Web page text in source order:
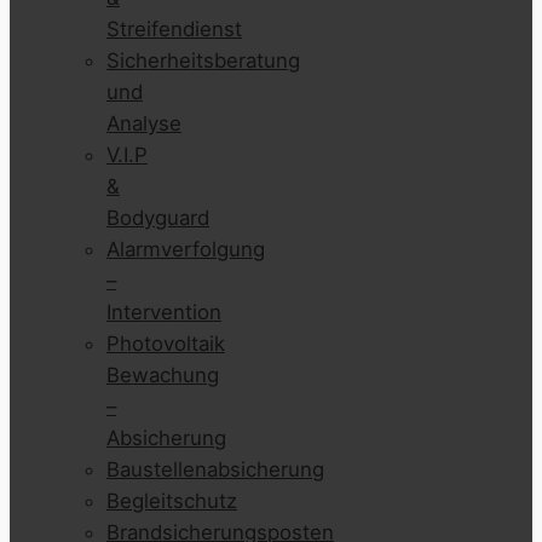
Streifendienst
Sicherheitsberatung
und
Analyse
V.I.P
&
Bodyguard
Alarmverfolgung
–
Intervention
Photovoltaik
Bewachung
–
Absicherung
Baustellenabsicherung
Begleitschutz
Brandsicherungsposten